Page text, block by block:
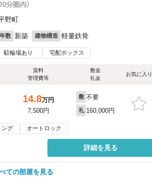
分圏内）
野町
数 新築 建物構造 軽量鉄骨
駐輪場あり 宅配ボックス
賃料
管理費等
敷金
礼金
お気に入り
14.8万円
7,500円
敷 不要
礼 160,000円
ング オートロック
詳細を見る
ての部屋を見る